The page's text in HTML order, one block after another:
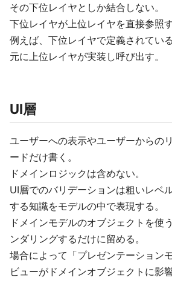
その下位レイヤとしか結合しない。
下位レイヤが上位レイヤを直接参照
例えば、下位レイヤで定義されてい
元に上位レイヤが実装し呼び出す。
UI層
ユーザーへの表示やユーザーからの
ードだけ書く。
ドメインロジックは含めない。
UI層でのバリデーションは粗いレベ
する知識をモデルの中で表現する。
ドメインモデルのオブジェクトを使
ンダリングするだけに留める。
場合によって「プレゼンテーション
ビューがドメインオブジェクトに影